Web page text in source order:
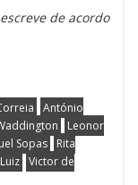
de acordo
António
Leonor
Sopas
Rita
Victor de